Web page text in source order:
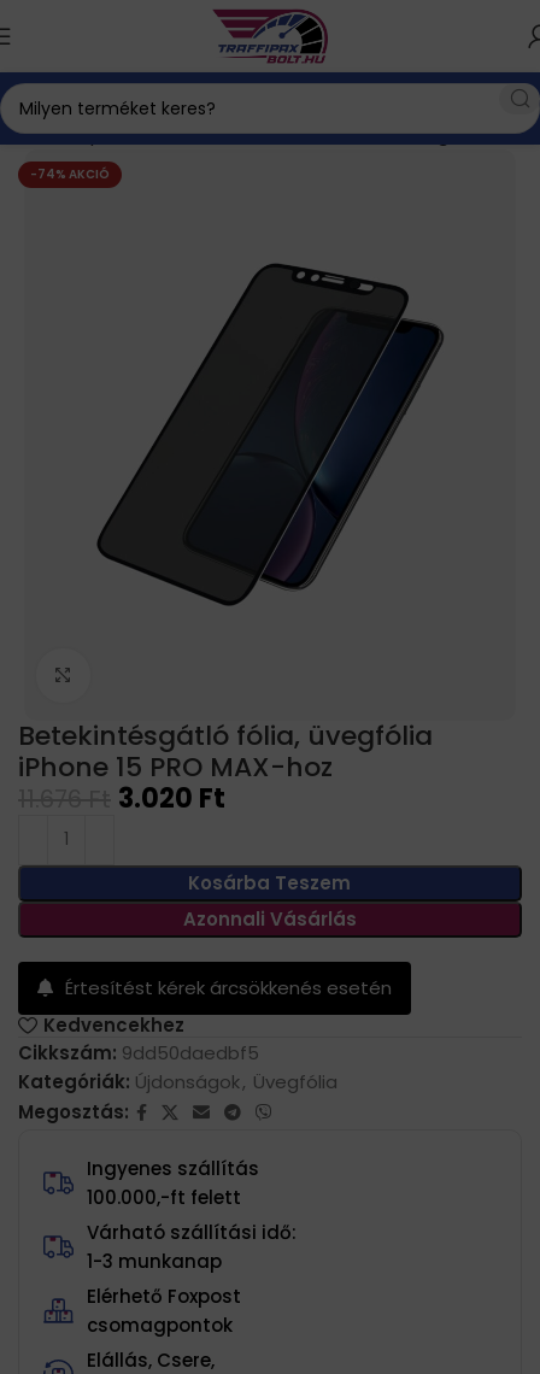
Kezdőlap iPhone tartozékok, akkumulátor Üvegfólia
-74% AKCIÓ
Betekintésgátló fólia, üvegfólia
iPhone 15 PRO MAX-hoz
3.020 Ft
Kosárba Teszem
Azonnali Vásárlás
Értesítést kérek árcsökkenés esetén
Kedvencekhez
Cikkszám: 9dd50daedbf5
Kategóriák: Újdonságok, Üvegfólia
Megosztás:
Ingyenes szállítás
100.000,-ft felett
Várható szállítási idő:
1-3 munkanap
Elérhető Foxpost
csomagpontok
Elállás, Csere,